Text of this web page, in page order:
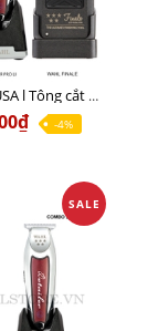
COMBO 3B USA l Tông cắt SENIOR + Tông viền DETAILER PRO LI + Cạo khô FINALE
-4%
SALE